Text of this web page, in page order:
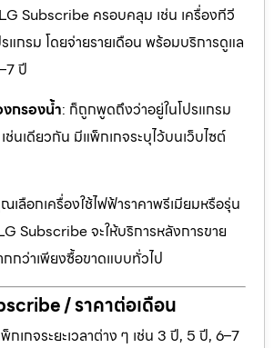
Subscribe ครอบคลุม เช่น เครื่องทีวี
แกรม โดยจ่ายรายเดือน พร้อมบริการดูแล
ปี
งกรองน้ำ: ก็ถูกพูดถึงว่าอยู่ในโปรแกรม
นเดียวกัน มีแพ็กเกจระบุไว้บนเว็บไซต์
เลือกเครื่องใช้ไฟฟ้าราคาพรีเมียมหรือรุ่น
Subscribe จะให้บริการหลังการขาย
กว่าเพียงซื้อขาดแบบทั่วไป
/ ราคาต่อเดือน
กเกจระยะเวลาต่าง ๆ เช่น 3 ปี, 5 ปี, 6–7